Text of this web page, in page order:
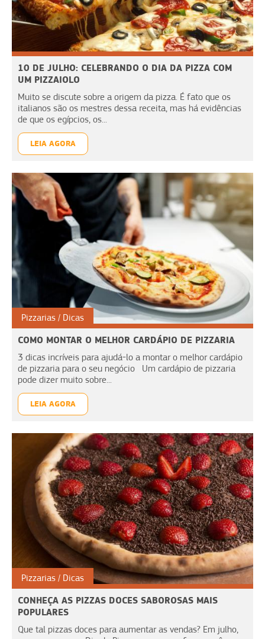
10 DE JULHO: CELEBRANDO O DIA DA PIZZA COM
UM PIZZAIOLO
Muito se discute sobre a origem da pizza. É fato que os
italianos são os mestres dessa receita, mas há evidências
de que os egípcios, os...
LEIA AGORA
Pizzarias Dicas
COMO MONTAR O MELHOR CARDÁPIO DE PIZZARIA
3 dicas incríveis para ajudá-lo a montar o melhor cardápio
de pizzaria para o seu negócio Um cardápio de pizzaria
pode dizer muito sobre...
LEIA AGORA
Pizzarias Dicas
CONHEÇA AS PIZZAS DOCES SABOROSAS MAIS
POPULARES
Que tal pizzas doces para aumentar as vendas? Em julho,